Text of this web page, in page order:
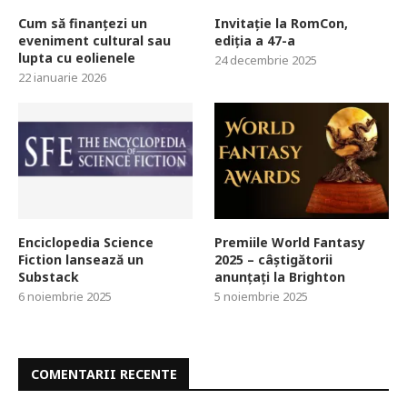
Cum să finanțezi un
eveniment cultural sau
lupta cu eolienele
22 ianuarie 2026
Invitație la RomCon,
ediția a 47-a
24 decembrie 2025
Enciclopedia Science
Fiction lansează un
Substack
6 noiembrie 2025
Premiile World Fantasy
2025 – câștigătorii
anunțați la Brighton
5 noiembrie 2025
COMENTARII RECENTE